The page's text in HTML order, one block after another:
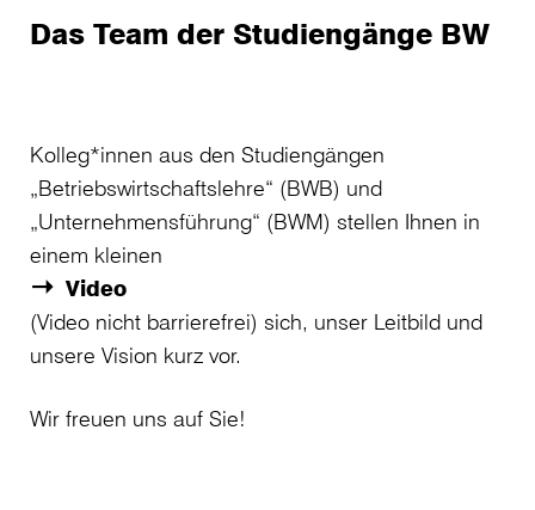
Das Team der Studiengänge BW
Kolleg*innen aus den Studiengängen
„Betriebswirtschaftslehre“ (BWB) und
„Unternehmensführung“ (BWM) stellen Ihnen in
einem kleinen
Video
(Video nicht barrierefrei) sich, unser Leitbild und
unsere Vision kurz vor.
Wir freuen uns auf Sie!